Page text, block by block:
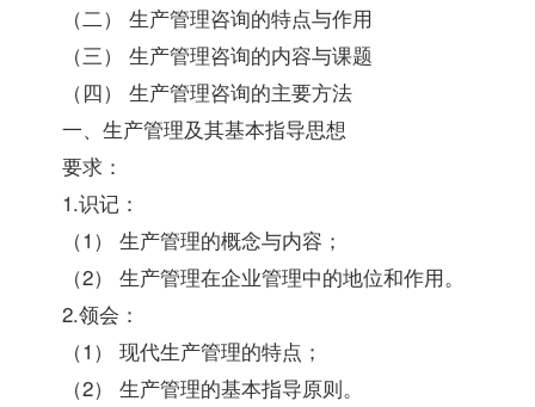
（二） 生产管理咨询的特点与作用
（三） 生产管理咨询的内容与课题
（四） 生产管理咨询的主要方法
一、生产管理及其基本指导思想
要求：
1.识记：
（1） 生产管理的概念与内容；
（2） 生产管理在企业管理中的地位和作用。
2.领会：
（1） 现代生产管理的特点；
（2） 生产管理的基本指导原则。